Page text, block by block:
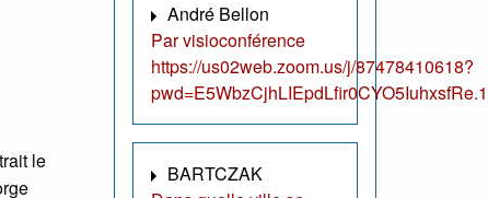
le
André Bellon
Par visioconférence
https://us02web.zoom.us/j/87478410618?
BARTCZAK